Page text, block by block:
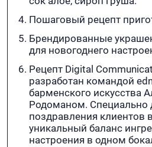
Пошаговый рецепт
Брендированные
для новогоднего
Рецепт Digital
разработан командой
барменского искусства
Родоманом. Специально
поздравления клиентов
уникальный баланс
настроения в одном